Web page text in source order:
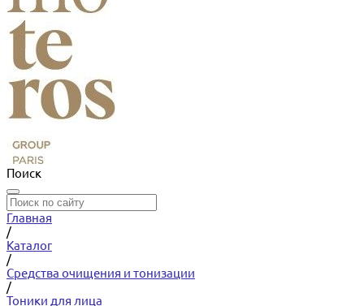
Поиск
Главная
/
Каталог
/
Средства очищения и тонизации
/
Тоники для лица